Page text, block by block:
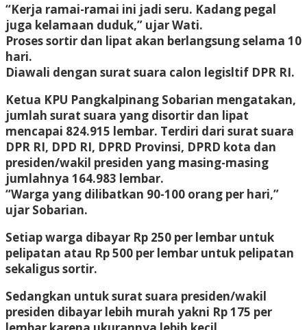
“Kerja ramai-ramai ini jadi seru. Kadang pegal
juga kelamaan duduk,” ujar Wati.
Proses sortir dan lipat akan berlangsung selama 10
hari.
Diawali dengan surat suara calon legisltif DPR RI.
Ketua KPU Pangkalpinang Sobarian mengatakan,
jumlah surat suara yang disortir dan lipat
mencapai 824.915 lembar. Terdiri dari surat suara
DPR RI, DPD RI, DPRD Provinsi, DPRD kota dan
presiden/wakil presiden yang masing-masing
jumlahnya 164.983 lembar.
“Warga yang dilibatkan 90-100 orang per hari,”
ujar Sobarian.
Setiap warga dibayar Rp 250 per lembar untuk
pelipatan atau Rp 500 per lembar untuk pelipatan
sekaligus sortir.
Sedangkan untuk surat suara presiden/wakil
presiden dibayar lebih murah yakni Rp 175 per